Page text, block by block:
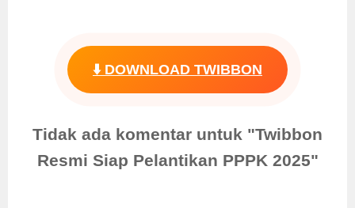
⬇️ DOWNLOAD TWIBBON
Tidak ada komentar untuk "Twibbon
Resmi Siap Pelantikan PPPK 2025"